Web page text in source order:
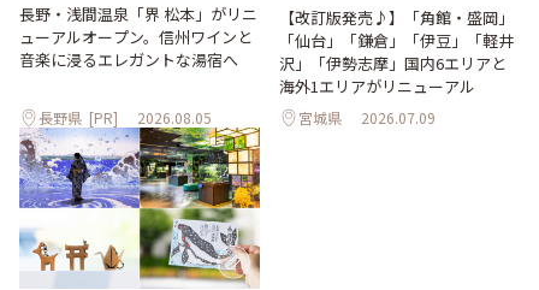
長野・浅間温泉「界 松本」がリニ
ューアルオープン。信州ワインと
音楽に浸るエレガントな湯宿へ
長野県 [PR] 2026.08.05
【改訂版発売♪】「角館・盛岡」
「仙台」「鎌倉」「伊豆」「軽井
沢」「伊勢志摩」国内6エリアと
海外1エリアがリニューアル
宮城県 2026.07.09